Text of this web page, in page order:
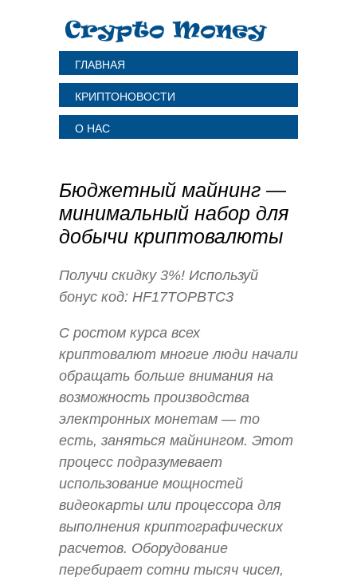
ГЛАВНАЯ
КРИПТОНОВОСТИ
О НАС
Бюджетный майнинг —
минимальный набор для
добычи криптовалюты
Получи скидку 3%! Используй
бонус код: HF17TOPBTC3
С ростом курса всех
криптовалют многие люди начали
обращать больше внимания на
возможность производства
электронных монетам — то
есть, заняться майнингом. Этот
процесс подразумевает
использование мощностей
видеокарты или процессора для
выполнения криптографических
расчетов. Оборудование
перебирает сотни тысяч чисел,